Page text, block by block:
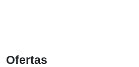
Ofertas